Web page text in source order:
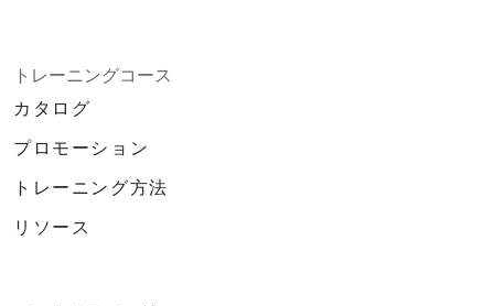
トレーニングコース
カタログ
プロモーション
トレーニング方法
リソース